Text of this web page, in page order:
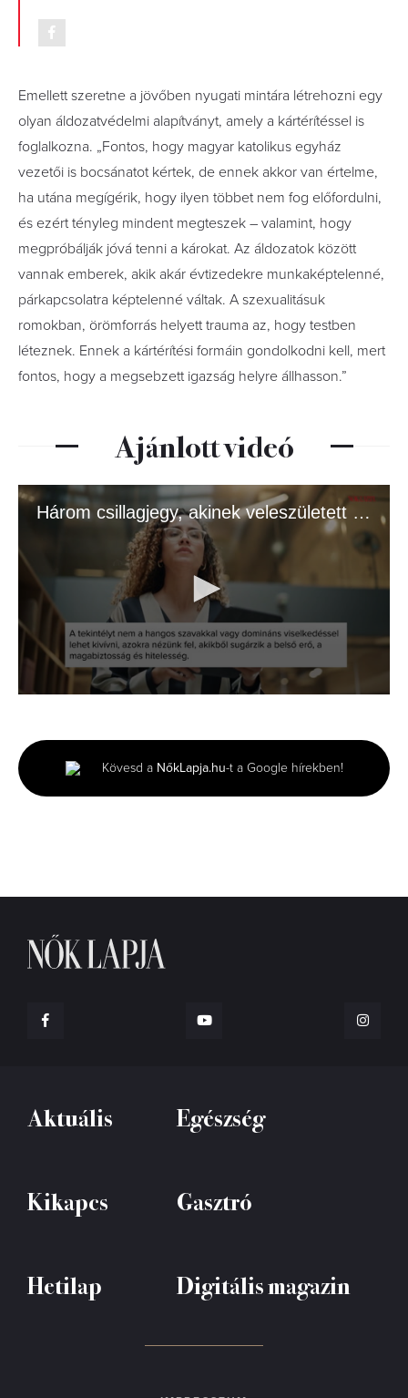
Emellett szeretne a jövőben nyugati mintára létrehozni egy
olyan áldozatvédelmi alapítványt, amely a kártérítéssel is
foglalkozna. „Fontos, hogy magyar katolikus egyház
vezetői is bocsánatot kértek, de ennek akkor van értelme,
ha utána megígérik, hogy ilyen többet nem fog előfordulni,
és ezért tényleg mindent megteszek – valamint, hogy
megpróbálják jóvá tenni a károkat. Az áldozatok között
vannak emberek, akik akár évtizedekre munkaképtelenné,
párkapcsolatra képtelenné váltak. A szexualitásuk
romokban, örömforrás helyett trauma az, hogy testben
léteznek. Ennek a kártérítési formáin gondolkodni kell, mert
fontos, hogy a megsebzett igazság helyre állhasson.”
Ajánlott videó
Három csillagjegy, akinek veleszületett tekintélye van – igazi vezetők
minute,
14
seconds
Kövesd a NőkLapja.hu-t a Google hírekben!
Aktuális Egészség
Kikapcs Gasztró
Hetilap Digitális magazin